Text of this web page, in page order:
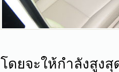
โดยจะให้กำลังสูง